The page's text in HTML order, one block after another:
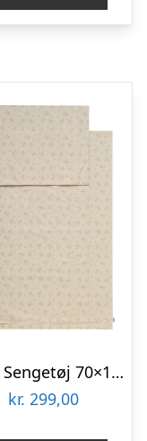
Baby Sengetøj 70×100, Misty Rose
kr. 299,00